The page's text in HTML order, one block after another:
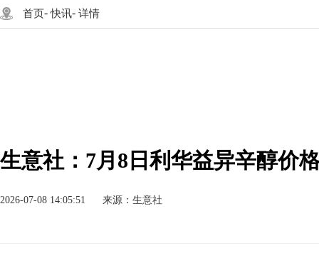
首页-快讯- 详情
生意社：7月8日利华益异辛醇价
2026-07-08 14:05:51 来源：生意社